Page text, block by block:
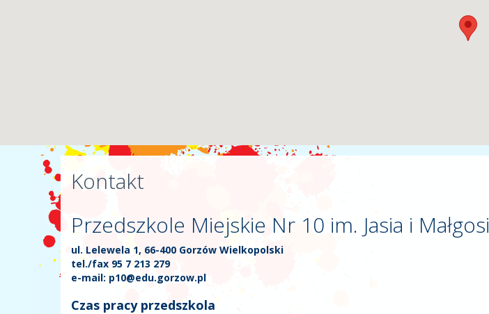
Kontakt
Przedszkole Miejskie Nr 10 im. Jasia i Małgosi
ul. Lelewela 1, 66-400 Gorzów Wielkopolski
tel./fax 95 7 213 279
e-mail: p10@edu.gorzow.pl
Czas pracy przedszkola